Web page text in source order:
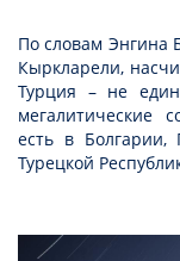
По словам Энгина
Кыркларели,
Турция – не
мегалитические
есть в Болгарии,
Турецкой